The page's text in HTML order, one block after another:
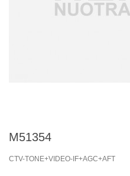
M51354
CTV-TONE+VIDEO-IF+AGC+AFT